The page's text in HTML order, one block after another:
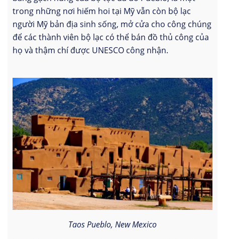
trong những nơi hiếm hoi tại Mỹ vẫn còn bộ lạc
người Mỹ bản địa sinh sống, mở cửa cho công chúng
để các thành viên bộ lạc có thể bán đồ thủ công của
họ và thậm chí được UNESCO công nhận.
Taos Pueblo, New Mexico